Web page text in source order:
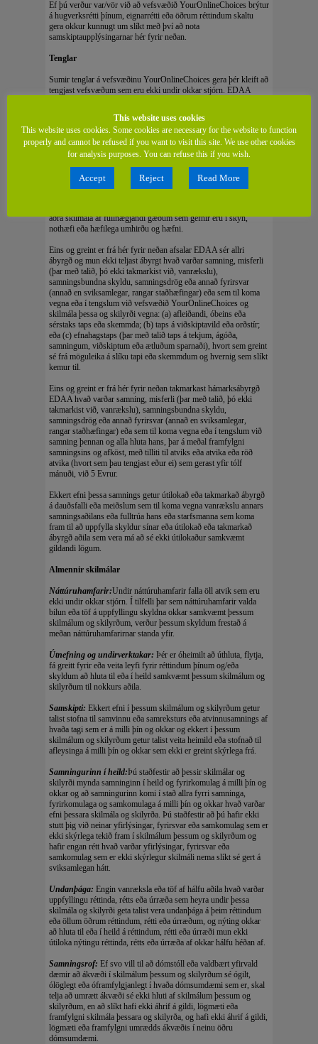
Ef þú verður var/vör við að vefsvæðið YourOnlineChoices brýtur
á hugverksrétti þínum, eignarrétti eða öðrum réttindum skaltu
gera okkur kunnugt um slíkt með því að nota
samskiptaupplýsingarnar hér fyrir neðan.
Tenglar
Sumir tenglar á vefsvæðinu YourOnlineChoices gera þér kleift að
tengjast vefsvæðum sem eru ekki undir okkar stjórn. EDAA
vefsvæðisins sem tengillinn vísar á. Notkun þín á tenglunum er
undir þinni eigin ábyrgð.
Takmarkanir og útilokanir á ábyrgð
EDAA afsalar sér skýrlega öllu komandi fyrirsvari, ábyrgð,
skilyrðum eða öðrum skilmálum, hvort sem slíkt er tekið skýrlega
aðra skilmála af fullnægjandi gæðum sem gefnir eru í skyn,
nothæfi eða hæfilega umhirðu og hæfni.
Eins og greint er frá hér fyrir neðan afsalar EDAA sér allri
ábyrgð og mun ekki teljast ábyrgt hvað varðar samning, misferli
(þar með talið, þó ekki takmarkist við, vanrækslu),
samningsbundna skyldu, samningsdrög eða annað fyrirsvar
(annað en sviksamlegar, rangar staðhæfingar) eða sem til koma
vegna eða í tengslum við vefsvæðið YourOnlineChoices og
skilmála þessa og skilyrði vegna: (a) afleiðandi, óbeins eða
sérstaks taps eða skemmda; (b) taps á viðskiptavild eða orðstír;
eða (c) efnahagstaps (þar með talið taps á tekjum, ágóða,
samningum, viðskiptum eða ætluðum sparnaði), hvort sem greint
sé frá möguleika á slíku tapi eða skemmdum og hvernig sem slíkt
kemur til.
Eins og greint er frá hér fyrir neðan takmarkast hámarksábyrgð
EDAA hvað varðar samning, misferli (þar með talið, þó ekki
takmarkist við, vanrækslu), samningsbundna skyldu,
samningsdrög eða annað fyrirsvar (annað en sviksamlegar,
rangar staðhæfingar) eða sem til koma vegna eða í tengslum við
samning þennan og alla hluta hans, þar á meðal framfylgni
samningsins og afköst, með tilliti til atviks eða atvika eða röð
atvika (hvort sem þau tengjast eður ei) sem gerast yfir tólf
mánuði, við 5 Evrur.
Ekkert efni þessa samnings getur útilokað eða takmarkað ábyrgð
á dauðsfalli eða meiðslum sem til koma vegna vanrækslu annars
samningsaðilans eða fulltrúa hans eða starfsmanna sem koma
fram til að uppfylla skyldur sínar eða útilokað eða takmarkað
ábyrgð aðila sem vera má að sé ekki útilokaður samkvæmt
gildandi lögum.
Almennir skilmálar
Náttúruhamfarir:Undir náttúruhamfarir falla öll atvik sem eru
ekki undir okkar stjórn. Í tilfelli þar sem náttúruhamfarir valda
bilun eða töf á uppfyllingu skyldna okkar samkvæmt þessum
skilmálum og skilyrðum, verður þessum skyldum frestað á
meðan náttúruhamfarirnar standa yfir.
Útnefning og undirverktakar: Þér er óheimilt að úthluta, flytja,
fá greitt fyrir eða veita leyfi fyrir réttindum þínum og/eða
skyldum að hluta til eða í heild samkvæmt þessum skilmálum og
skilyrðum til nokkurs aðila.
Samskipti: Ekkert efni í þessum skilmálum og skilyrðum getur
talist stofna til samvinnu eða samreksturs eða atvinnusamnings af
hvaða tagi sem er á milli þín og okkar og ekkert í þessum
skilmálum og skilyrðum getur talist veita heimild eða stofnað til
afleysinga á milli þín og okkar sem ekki er greint skýrlega frá.
Samningurinn í heild:Þú staðfestir að þessir skilmálar og
skilyrði mynda samninginn í heild og fyrirkomulag á milli þín og
okkar og að samningurinn komi í stað allra fyrri samninga,
fyrirkomulaga og samkomulaga á milli þín og okkar hvað varðar
efni þessara skilmála og skilyrða. Þú staðfestir að þú hafir ekki
stutt þig við neinar yfirlýsingar, fyrirsvar eða samkomulag sem er
ekki skýrlega tekið fram í skilmálum þessum og skilyrðum og
hafir engan rétt hvað varðar yfirlýsingar, fyrirsvar eða
samkomulag sem er ekki skýrlegur skilmáli nema slíkt sé gert á
sviksamlegan hátt.
Undanþága: Engin vanræksla eða töf af hálfu aðila hvað varðar
uppfyllingu réttinda, rétts eða úrræða sem heyra undir þessa
skilmála og skilyrði geta talist vera undanþága á þeim réttindum
eða öllum öðrum réttindum, rétti eða úrræðum, og nýting okkar
að hluta til eða í heild á réttindum, rétti eða úrræði mun ekki
útiloka nýtingu réttinda, rétts eða úrræða af okkar hálfu héðan af.
Samningsrof: Ef svo vill til að dómstóll eða valdbært yfirvald
dæmir að ákvæði í skilmálum þessum og skilyrðum sé ógilt,
ólöglegt eða óframfylgjanlegt í hvaða dómsumdæmi sem er, skal
telja að umrætt ákvæði sé ekki hluti af skilmálum þessum og
skilyrðum, en að slíkt hafi ekki áhrif á gildi, lögmæti eða
framfylgni skilmála þessara og skilyrða, og hafi ekki áhrif á gildi,
lögmæti eða framfylgni umrædds ákvæðis í neinu öðru
dómsumdæmi.
This website uses cookies
This website uses cookies. Some cookies are necessary for the website to function
properly and cannot be refused if you want to visit this site. We use other cookies
for analysis purposes. You can refuse this if you wish.
Accept Reject Read More